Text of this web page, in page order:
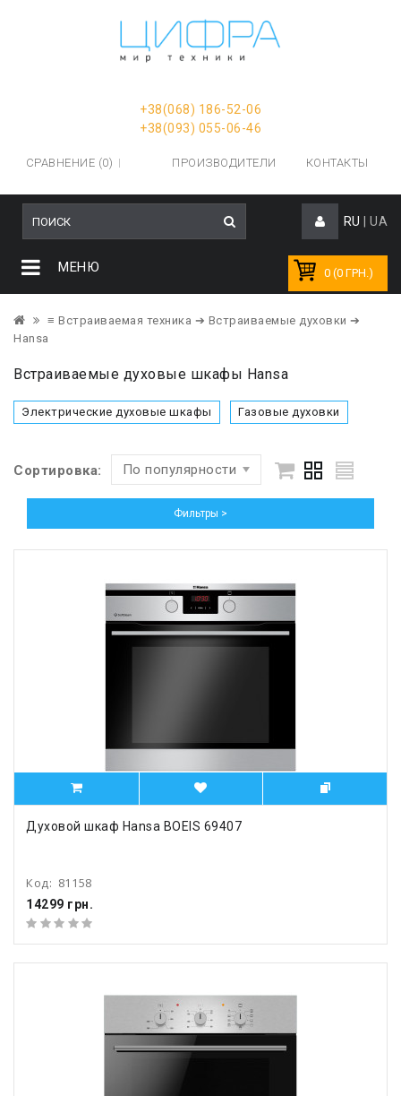
+38(068) 186-52-06
+38(093) 055-06-46
СРАВНЕНИЕ (0) ПРОИЗВОДИТЕЛИ КОНТАКТЫ
RU UA
0 (0 ГРН.)
МЕНЮ
≡ Встраиваемая техника ➔ Встраиваемые духовки ➔
Hansa
Встраиваемые духовые шкафы Hansa
Электрические духовые шкафы Газовые духовки
Сортировка: По популярности
Фильтры >
Духовой шкаф Hansa BOEIS 69407
Код: 81158
14299 грн.